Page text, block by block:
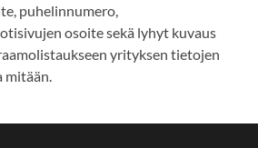
puhelinnumero,
osoite sekä lyhyt kuvaus
yrityksen tietojen
mitään.